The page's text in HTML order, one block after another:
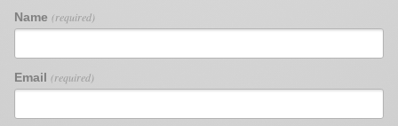
Name (required)
Email (required)